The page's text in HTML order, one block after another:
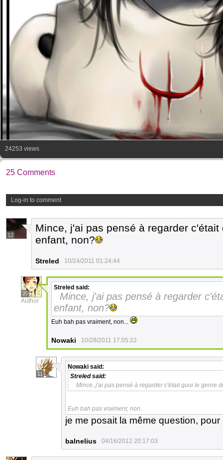
24253 views
25 Comments
Log-in to comment
12
Mince, j'ai pas pensé à regarder
enfant, non?
Streled 10/24/2011 01:24:44
20
Author
Streled said:
Mince, j'ai pas pensé à regarder
enfant, non?
Euh bah pas vraiment, non...
Nowaki 10/28/2011 17:05:22
11
Nowaki said:
Streledsaid:
Mince, j'ai pas pensé à regarder c'était quoi le genre
Euh bah pas vraiment, non...
je me posait la même question,
balnelius 04/16/2012 20:17:03